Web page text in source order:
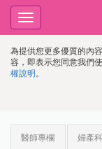
為提供您更多優質的內
容，即表示您同意我們
權說明 。
Toggle
navigation
醫師專欄 婦產科